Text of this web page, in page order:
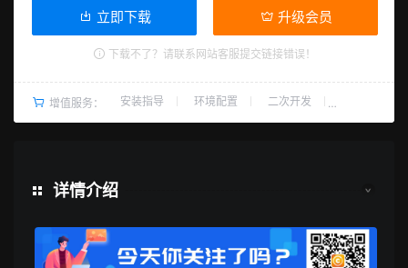
立即下载 升级会员
下载不了？请联系网站客服提交链接错误！
增值服务： 安装指导 环境配置 二次开发
详情介绍